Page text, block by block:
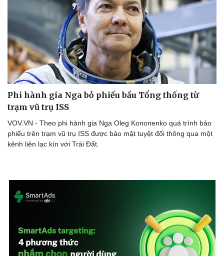
Cải chính
Phi hành gia Nga bỏ phiếu bầu Tổng thống từ
trạm vũ trụ ISS
VOV.VN - Theo phi hành gia Nga Oleg Kononenko quá trình bảo
phiếu trên trạm vũ trụ ISS được bảo mật tuyệt đối thông qua một
kênh liên lạc kín với Trái Đất.